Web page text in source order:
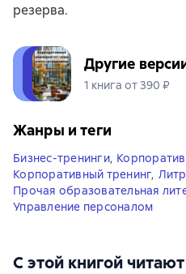
резерва.
Другие
1 книга от 390 ₽
Жанры и теги
Бизнес-тренинги,
Корпоративный тренинг,
Прочая образовательная
Управление персоналом
С этой книгой читают